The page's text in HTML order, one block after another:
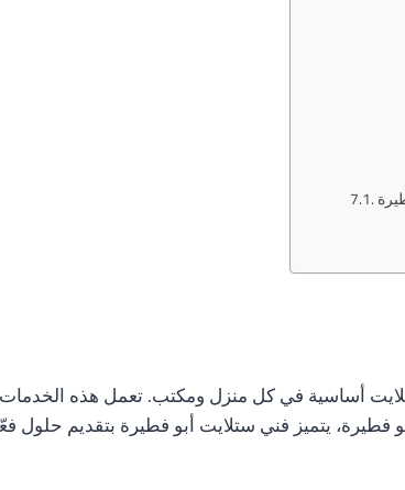
أساسية في كل منزل ومكتب. تعمل هذه الخدمات
يتميز فني ستلايت أبو فطيرة بتقديم حلول